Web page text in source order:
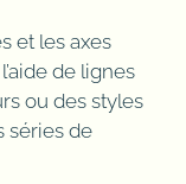
et les axes
de lignes
ou des styles
séries de